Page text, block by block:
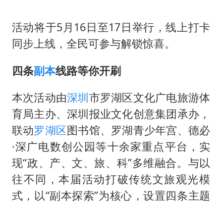
活动将于5月16日至17日举行，线上打卡
同步上线，全民可参与解锁惊喜。
四条副本线路等你开刷
本次活动由深圳市罗湖区文化广电旅游体
育局主办、深圳报业文化创意集团承办，
联动罗湖区图书馆、罗湖青少年宫、德必
·深广电数创公园等十余家重点平台，实
现“政、产、文、旅、科”多维融合。与以
往不同，本届活动打破传统文旅观光模
式，以“副本探索”为核心，设置四条主题